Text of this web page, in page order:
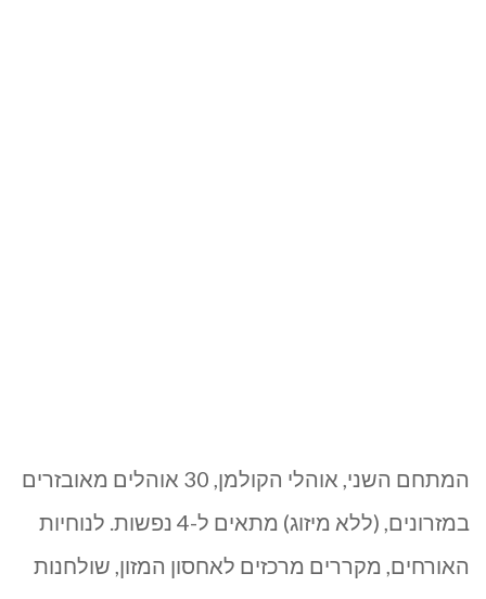
המתחם השני, אוהלי הקולמן, 30 אוהלים מאובזרים
במזרונים, (ללא מיזוג) מתאים ל-4 נפשות. לנוחיות
האורחים, מקררים מרכזים לאחסון המזון, שולחנות